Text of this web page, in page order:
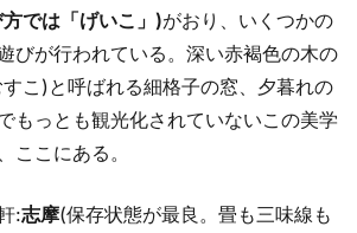
では「げいこ」)がおり、いくつかの
びが行われている。深い赤褐色の木の
こ)と呼ばれる細格子の窓、夕暮れの
もっとも観光化されていないこの美学
ここにある。
:志摩(保存状態が最良。畳も三味線も